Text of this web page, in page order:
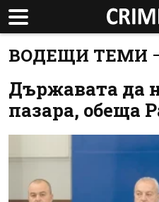
ВОДЕЩИ ТЕМИ
Държавата да
пазара, обеща